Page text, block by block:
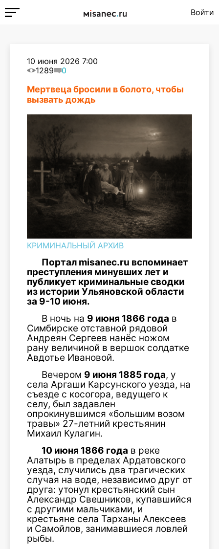
Войти
10 июня 2026 7:00
1289
0
Мертвеца бросили в болото, чтобы
вызвать дождь
КРИМИНАЛЬНЫЙ АРХИВ
Портал misanec.ru вспоминает
преступления минувших лет и
публикует криминальные сводки
из истории Ульяновской области
за 9-10 июня.
В ночь на 9 июня 1866 года в
Симбирске отставной рядовой
Андреян Сергеев нанёс ножом
рану величиной в вершок солдатке
Авдотье Ивановой.
Вечером 9 июня 1885 года, у
села Аргаши Карсунского уезда, на
съезде с косогора, ведущего к
селу, был задавлен
опрокинувшимся «большим возом
травы» 27-летний крестьянин
Михаил Кулагин.
10 июня 1866 года в реке
Алатырь в пределах Ардатовского
уезда, случились два трагических
случая на воде, независимо друг от
друга: утонул крестьянский сын
Александр Свешников, купавшийся
с другими мальчиками, и
крестьяне села Тарханы Алексеев
и Самойлов, занимавшиеся ловлей
рыбы.